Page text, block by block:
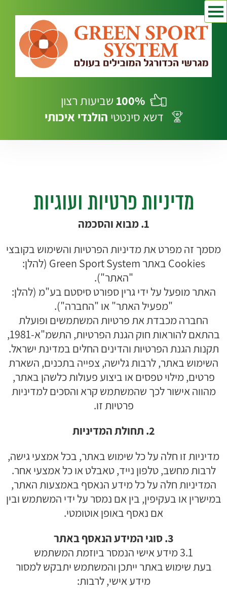
100% שביעות רצון
דשא סינטטי הולנדי איכותי
מדיניות פרטיות ועוגיות
1. מבוא והסכמה
מסמך זה מפרט את מדיניות הפרטיות והשימוש בקובצי
Cookies באתר Green Sport System (להלן:
"האתר").
האתר מופעל על ידי גרין ספורט סיסטם בע"מ (להלן:
"מפעיל האתר" או "החברה").
החברה מכבדת את פרטיות המשתמשים ופועלת
בהתאם להוראות חוק הגנת הפרטיות, התשמ"א-1981,
תקנות הגנת הפרטיות והדינים החלים במדינת ישראל.
השימוש באתר, לרבות גלישה, צפייה בתכנים, השארת
פרטים, מילוי טפסים או ביצוע פעולות כלשהן באתר,
מהווה אישור לכך שהמשתמש קרא והסכים למדיניות
פרטיות זו.
2. תחולת המדיניות
מדיניות זו חלה על כל שימוש באתר, בכל אמצעי גישה,
לרבות מחשב, טלפון נייד, טאבלט או כל אמצעי אחר.
המדיניות חלה על כל מידע הנאסף באמצעות האתר,
במישרין או בעקיפין, בין אם נמסר על ידי המשתמש ובין
אם נאסף באופן אוטומטי.
3. סוגי המידע הנאסף באתר
3.1 מידע אישי הנמסר ביוזמת המשתמש
בעת שימוש באתר ייתכן והמשתמש יתבקש למסור
מידע אישי, לרבות: